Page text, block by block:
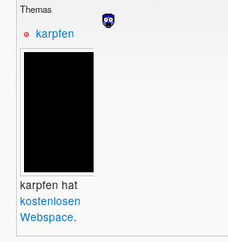
Themas
karpfen
karpfen hat
kostenlosen
Webspace.